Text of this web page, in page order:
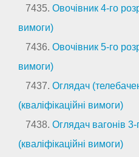
7435. Овочівник 4-го
вимоги)
7436. Овочівник 5-го
вимоги)
7437. Оглядач
(кваліфікаційні вимоги)
7438. Оглядач вагонів
(кваліфікаційні вимоги)